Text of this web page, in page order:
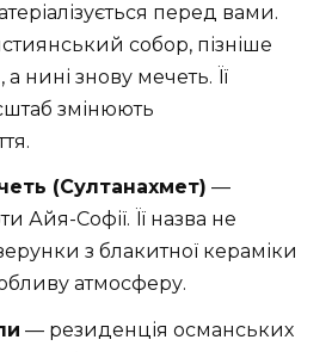
перед вами.
собор, пізніше
нині знову мечеть. Її
змінюють
(Султанахмет) —
Айя-Софії. Її назва не
з блакитної кераміки
атмосферу.
— резиденція османських